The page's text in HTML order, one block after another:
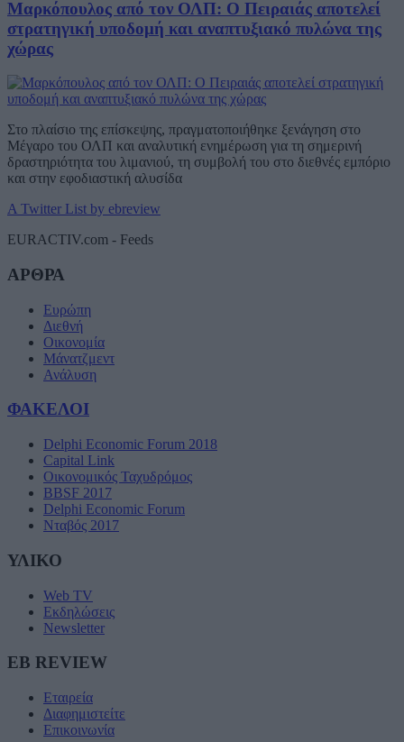
Μαρκόπουλος από τον ΟΛΠ: Ο Πειραιάς αποτελεί
στρατηγική υποδομή και αναπτυξιακό πυλώνα της
χώρας
Στο πλαίσιο της επίσκεψης, πραγματοποιήθηκε ξενάγηση στο
Μέγαρο του ΟΛΠ και αναλυτική ενημέρωση για τη σημερινή
δραστηριότητα του λιμανιού, τη συμβολή του στο διεθνές εμπόριο
και στην εφοδιαστική αλυσίδα
A Twitter List by ebreview
EURACTIV.com - Feeds
ΑΡΘΡΑ
Ευρώπη
Διεθνή
Οικονομία
Μάνατζμεντ
Ανάλυση
ΦΑΚΕΛΟΙ
Delphi Economic Forum 2018
Capital Link
Οικονομικός Ταχυδρόμος
BBSF 2017
Delphi Economic Forum
Νταβός 2017
ΥΛΙΚΟ
Web TV
Εκδηλώσεις
Newsletter
EB REVIEW
Εταιρεία
Διαφημιστείτε
Επικοινωνία